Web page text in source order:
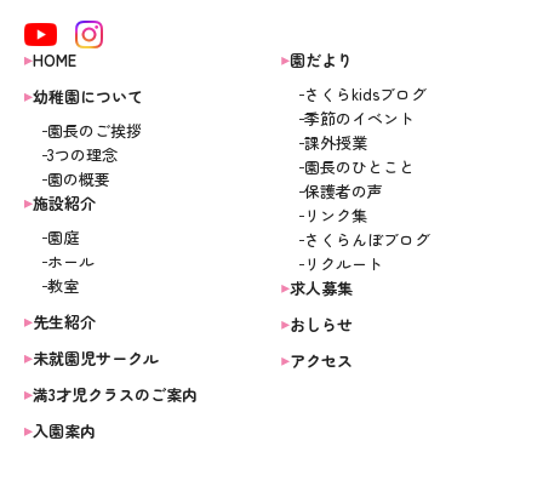
HOME
幼稚園について
園長のご挨拶
3つの理念
園の概要
施設紹介
園庭
ホール
教室
先生紹介
未就園児サークル
満3才児クラスのご案内
入園案内
園だより
さくらkidsブログ
季節のイベント
課外授業
園長のひとこと
保護者の声
リンク集
さくらんぼブログ
リクルート
求人募集
おしらせ
アクセス